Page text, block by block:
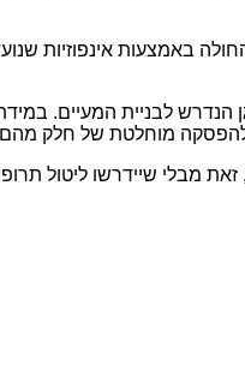
באמצעות אינפוזיות
הנדרש לבניית המעיים.
להפסקה מוחלטת של חלק
מבלי שיידרשו ליטול